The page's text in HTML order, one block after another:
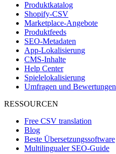
Produktkatalog
Shopify-CSV
Marketplace-Angebote
Produktfeeds
SEO-Metadaten
App-Lokalisierung
CMS-Inhalte
Help Center
Spielelokalisierung
Umfragen und Bewertungen
RESSOURCEN
Free CSV translation
Blog
Beste Übersetzungssoftware
Multilingualer SEO-Guide